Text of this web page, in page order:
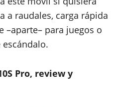
a raudales, carga rápida
–aparte– para juegos o
Pro, review y